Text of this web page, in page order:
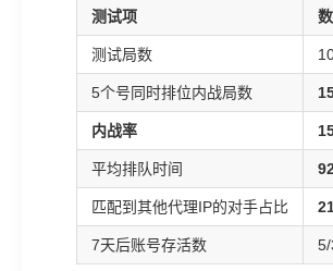
测试项
测试局数
5个号同时排位内战局数
内战率
平均排队时间
匹配到其他代理IP的对手占比
7天后账号存活数 5/